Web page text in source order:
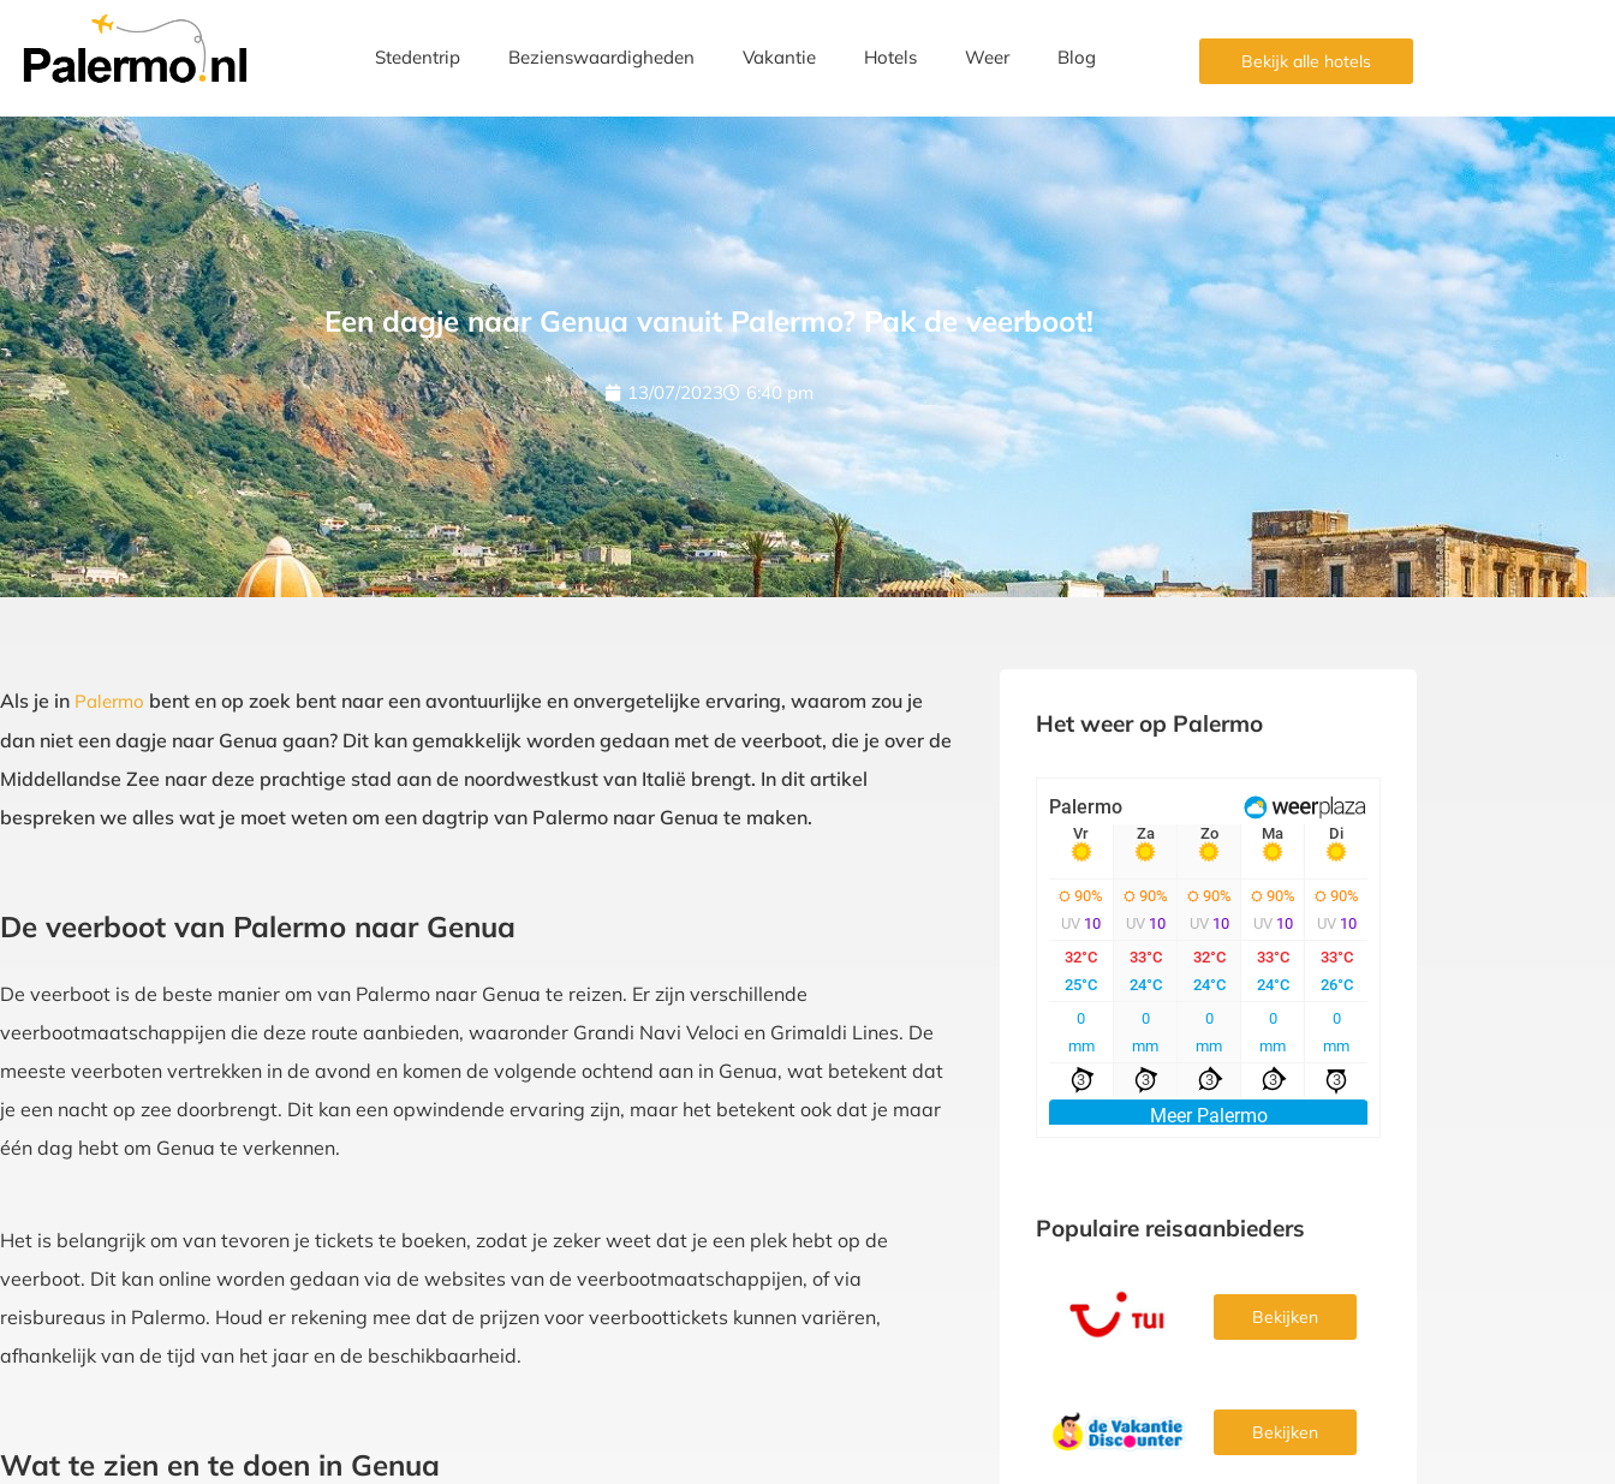
Stedentrip Bezienswaardigheden Vakantie Hotels Weer Blog Bekijk alle hotels
Een dagje naar Genua vanuit Palermo? Pak de veerboot!
13/07/2023 6:40 pm
Als je in Palermo bent en op zoek bent naar een avontuurlijke en onvergetelijke ervaring, waarom zou je
dan niet een dagje naar Genua gaan? Dit kan gemakkelijk worden gedaan met de veerboot, die je over de
Middellandse Zee naar deze prachtige stad aan de noordwestkust van Italië brengt. In dit artikel
bespreken we alles wat je moet weten om een dagtrip van Palermo naar Genua te maken.
De veerboot van Palermo naar Genua
De veerboot is de beste manier om van Palermo naar Genua te reizen. Er zijn verschillende
veerbootmaatschappijen die deze route aanbieden, waaronder Grandi Navi Veloci en Grimaldi Lines. De
meeste veerboten vertrekken in de avond en komen de volgende ochtend aan in Genua, wat betekent dat
je een nacht op zee doorbrengt. Dit kan een opwindende ervaring zijn, maar het betekent ook dat je maar
één dag hebt om Genua te verkennen.
Het is belangrijk om van tevoren je tickets te boeken, zodat je zeker weet dat je een plek hebt op de
veerboot. Dit kan online worden gedaan via de websites van de veerbootmaatschappijen, of via
reisbureaus in Palermo. Houd er rekening mee dat de prijzen voor veerboottickets kunnen variëren,
afhankelijk van de tijd van het jaar en de beschikbaarheid.
Wat te zien en te doen in Genua
Het weer op Palermo
Populaire reisaanbieders
Bekijken
Bekijken